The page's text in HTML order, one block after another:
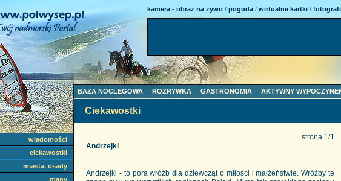
strona 1/1
Andrzejki
Andrzejki - to pora wróżb dla dziewcząt o miłości i małżeństwie. Wróżby te
kamera - obraz na żywo / pogoda / wirtualne kartki /
BAZA NOCLEGOWA ROZRYWKA GASTRONOMIA AKTYWNY
wiadomości
ciekawostki
miasta, osady
mapy
Ciekawostki